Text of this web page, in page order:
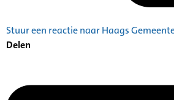
Stuur een reactie naar Haags
Delen